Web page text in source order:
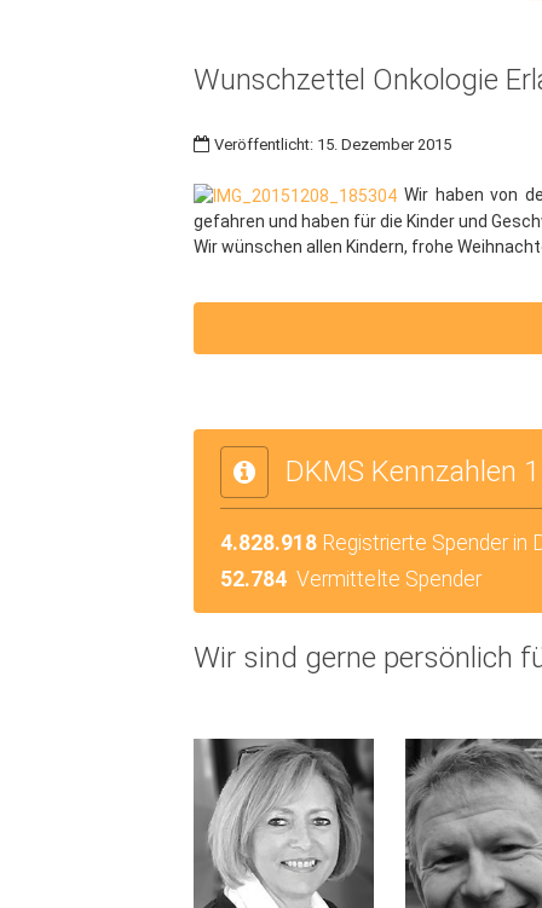
Wunschzettel Onkologie
Veröffentlicht: 15. Dezember 2015
Wir haben von
gefahren und haben für die Kinder und
Wir wünschen allen Kindern, frohe
DKMS Kennzahlen
4.828.918 Registrierte Spender in
52.784 Vermittelte Spender
Wir sind gerne persönlich